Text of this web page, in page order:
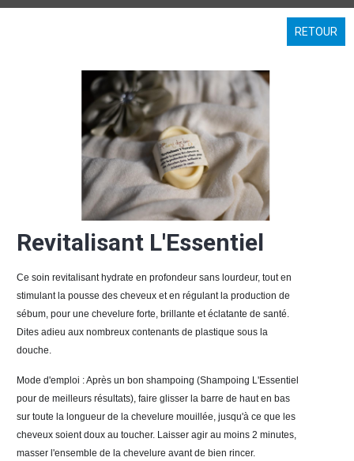
RETOUR
Revitalisant L'Essentiel
Ce soin revitalisant hydrate en profondeur sans lourdeur, tout en
stimulant la pousse des cheveux et en régulant la production de
sébum, pour une chevelure forte, brillante et éclatante de santé.
Dites adieu aux nombreux contenants de plastique sous la
douche.
Mode d'emploi : Après un bon shampoing (Shampoing L'Essentiel
pour de meilleurs résultats), faire glisser la barre de haut en bas
sur toute la longueur de la chevelure mouillée, jusqu'à ce que les
cheveux soient doux au toucher. Laisser agir au moins 2 minutes,
masser l'ensemble de la chevelure avant de bien rincer.